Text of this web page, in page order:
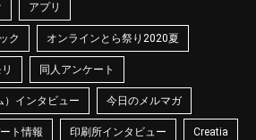
アプリ
ク オンラインとら祭り2020夏
同人アンケート
）インタビュー 今日のメルマガ
ト情報 印刷所インタビュー Creatia